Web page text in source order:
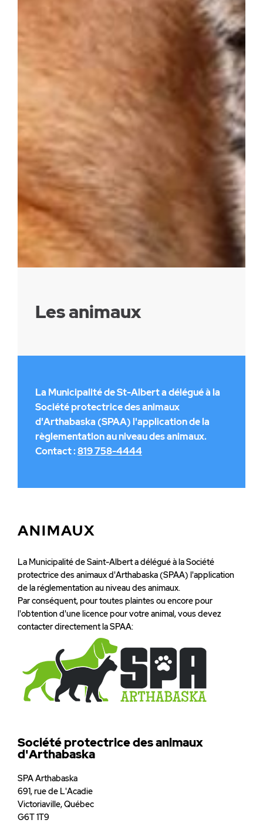
Les animaux
La Municipalité de St-Albert a délégué à la
Société protectrice des animaux
d'Arthabaska (SPAA) l'application de la
règlementation au niveau des animaux.
Contact :819 758-4444
ANIMAUX
La Municipalité de Saint-Albert a délégué à la Société
protectrice des animaux d'Arthabaska (SPAA) l'application
de la réglementation au niveau des animaux.
Par conséquent, pour toutes plaintes ou encore pour
l'obtention d'une licence pour votre animal, vous devez
contacter directement la SPAA:
Société protectrice des animaux
d'Arthabaska
SPA Arthabaska
691, rue de L'Acadie
Victoriaville, Québec
G6T 1T9